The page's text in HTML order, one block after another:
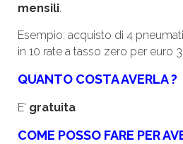
mensili.
Esempio: acquisto di 4
in 10 rate a tasso zero per euro
QUANTO COSTA AVERLA ?
E' gratuita
COME POSSO FARE PER